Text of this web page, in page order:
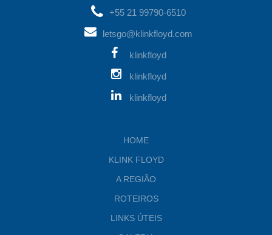
+55 21 99790-6510
letsgo@klinkfloyd.com
klinkfloyd
klinkfloyd
klinkfloyd
HOME
KLINK FLOYD
A REGIÃO
ROTEIROS
LINKS ÚTEIS